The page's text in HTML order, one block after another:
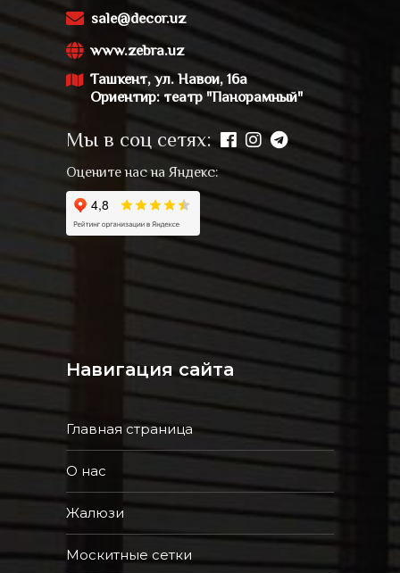
sale@decor.uz
www.zebra.uz
Ташкент, ул. Навои, 16а
Ориентир: театр "Панорамный"
Мы в соц сетях:
Оцените нас на Яндекс:
Навигация сайта
Главная страница
О нас
Жалюзи
Москитные сетки